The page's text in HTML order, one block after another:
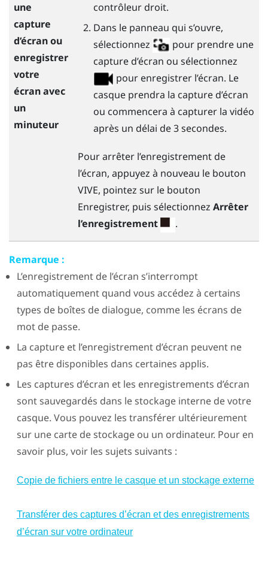
une
capture
d’écran ou
enregistrer
votre
écran avec
un
minuteur
contrôleur droit.
Dans le panneau qui s’ouvre,
sélectionnez
pour prendre une
capture d’écran ou sélectionnez
pour enregistrer l’écran. Le
casque prendra la capture d’écran
ou commencera à capturer la vidéo
après un délai de 3 secondes.
Pour arrêter l’enregistrement de
l’écran, appuyez à nouveau le bouton
VIVE, pointez sur le bouton
Enregistrer, puis sélectionnez Arrêter
l’enregistrement
.
Remarque :
L’enregistrement de l’écran s’interrompt
automatiquement quand vous accédez à certains
types de boîtes de dialogue, comme les écrans de
mot de passe.
La capture et l’enregistrement d’écran peuvent ne
pas être disponibles dans certaines applis.
Les captures d’écran et les enregistrements d’écran
sont sauvegardés dans le stockage interne de votre
casque. Vous pouvez les transférer ultérieurement
sur une carte de stockage ou un ordinateur. Pour en
savoir plus, voir les sujets suivants :
Copie de fichiers entre le casque et un stockage externe
Transférer des captures d’écran et des enregistrements
d’écran sur votre ordinateur